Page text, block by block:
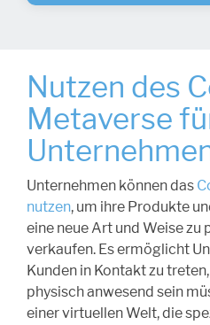
Nutzen des
Metaverse
Unternehmen können das
nutzen, um ihre Produkte
eine neue Art und Weise zu
verkaufen. Es ermöglicht
Kunden in Kontakt zu
physisch anwesend sein
einer virtuellen Welt, die